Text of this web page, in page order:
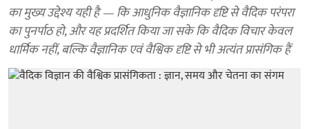
का मुख्य उद्देश्य यही है — कि आधुनिक वैज्ञानिक दृष्टि से वैदिक परंपरा
का पुनर्पाठ हो, और यह प्रदर्शित किया जा सके कि वैदिक विचार केवल
धार्मिक नहीं, बल्कि वैज्ञानिक एवं वैश्विक दृष्टि से भी अत्यंत प्रासंगिक हैं